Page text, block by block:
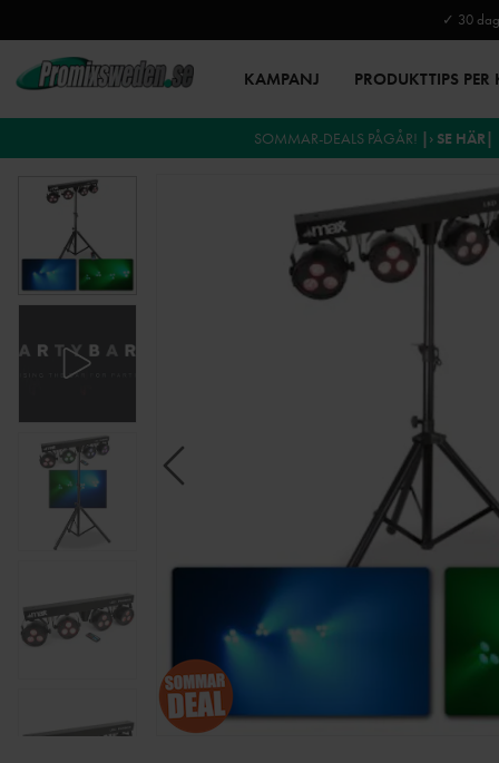
✓ 30
KAMPANJ PRODUKTTIPS
SOMMAR-DEALS PÅGÅR! |› SE HÄR|